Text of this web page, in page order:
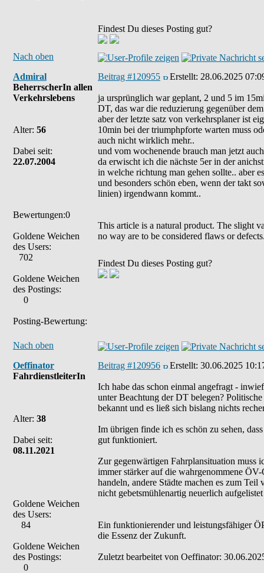
Findest Du dieses Posting gut?
Nach oben
Admiral
BeherrscherIn allen
Verkehrslebens
Alter: 56
Dabei seit:
22.07.2004
Bewertungen:0
Goldene Weichen
des Users:
702
Goldene Weichen
des Postings:
0
Posting-Bewertung:
Beitrag #120955 Erstellt: 28.06.2025
ja ursprünglich war geplant, 2 und 5 im
DT, das war die reduzierung gegenüber
aber der letzte satz von verkehrsplaner ist
10min bei der triumphpforte warten muss
auch nicht wirklich mehr..
und vom wochenende brauch man jetzt
da erwischt ich die nächste 5er in der
in welche richtung man gehen sollte.. aber
und besonders schön eben, wenn der takt
linien) irgendwann kommt..
This article is a natural product. The slight
no way are to be considered flaws or
Findest Du dieses Posting gut?
Nach oben
Oeffinator
FahrdienstleiterIn
Alter: 38
Dabei seit:
08.11.2021
Goldene Weichen
des Users:
84
Goldene Weichen
des Postings:
0
Beitrag #120956 Erstellt: 30.06.2025
Ich habe das schon einmal angefragt -
unter Beachtung der DT belegen?
bekannt und es ließ sich bislang nichts
Im übrigen finde ich es schön zu sehen,
gut funktioniert.
Zur gegenwärtigen Fahrplansituation muss
immer stärker auf die wahrgenommene
handeln, andere Städte machen es zum
nicht gebetsmühlenartig neuerlich
Ein funktionierender und leistungsfähiger
die Essenz der Zukunft.
Zuletzt bearbeitet von Oeffinator: